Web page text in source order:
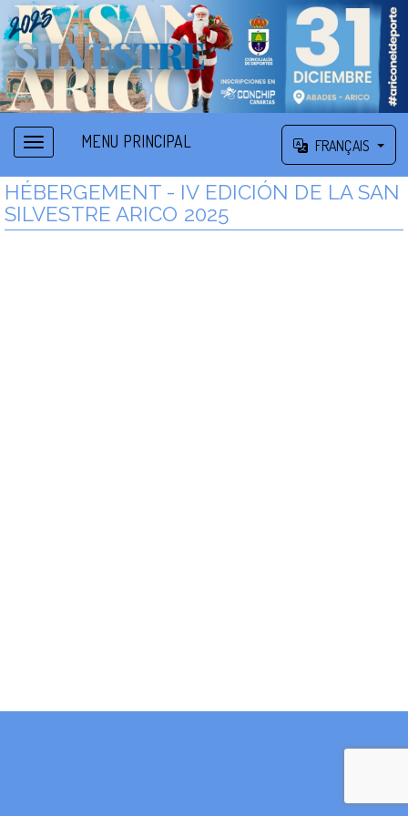
MENU PRINCIPAL FRANÇAIS
HÉBERGEMENT - IV EDICIÓN DE LA SAN
SILVESTRE ARICO 2025